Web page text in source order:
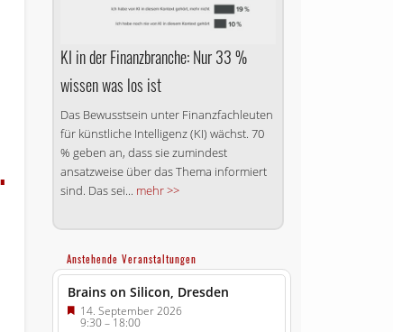
KI in der Finanzbranche: Nur 33 %
wissen was los ist
Das Bewusstsein unter Finanzfachleuten
für künstliche Intelligenz (KI) wächst. 70
% geben an, dass sie zumindest
ansatzweise über das Thema informiert
sind. Das sei... mehr >>
Anstehende Veranstaltungen
Brains on Silicon, Dresden
14. September 2026
9:30–18:00